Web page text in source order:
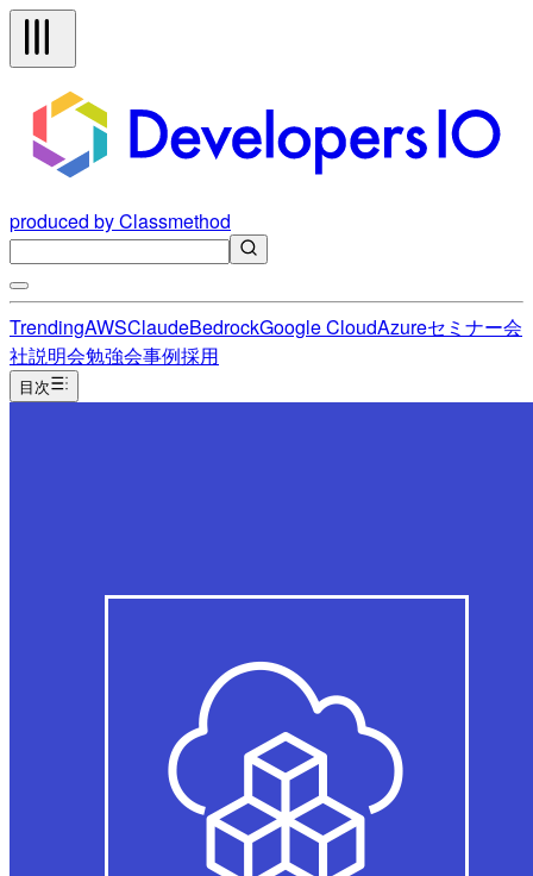
produced by Classmethod
TrendingAWSClaudeBedrockGoogle CloudAzureセミナー会
社説明会勉強会事例採用
目次